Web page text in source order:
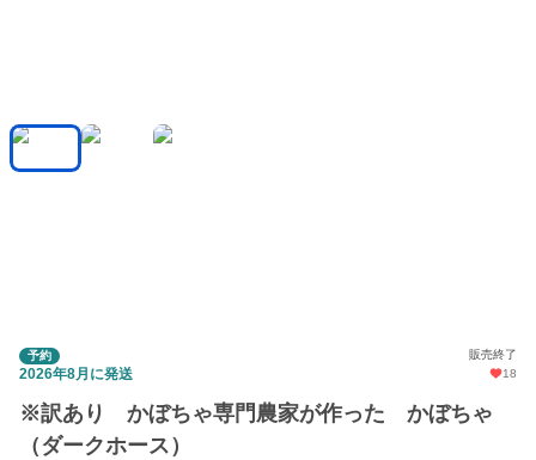
予約 販売終了
2026年8月に発送 18
※訳あり かぼちゃ専門農家が作った かぼちゃ
（ダークホース）